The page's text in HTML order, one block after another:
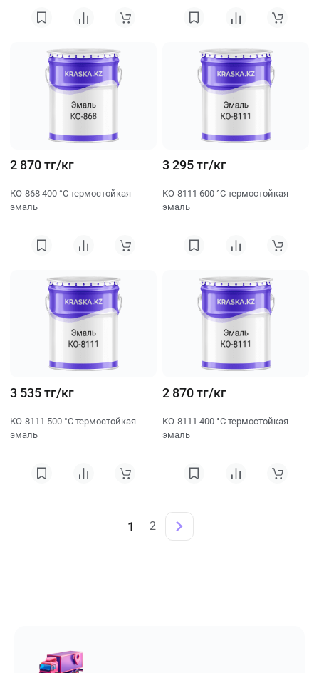
2 870 тг/кг
КО-868 400 °C термостойкая
эмаль
3 295 тг/кг
КО-8111 600 °C термостойкая
эмаль
3 535 тг/кг
КО-8111 500 °C термостойкая
эмаль
2 870 тг/кг
КО-8111 400 °C термостойкая
эмаль
1 2